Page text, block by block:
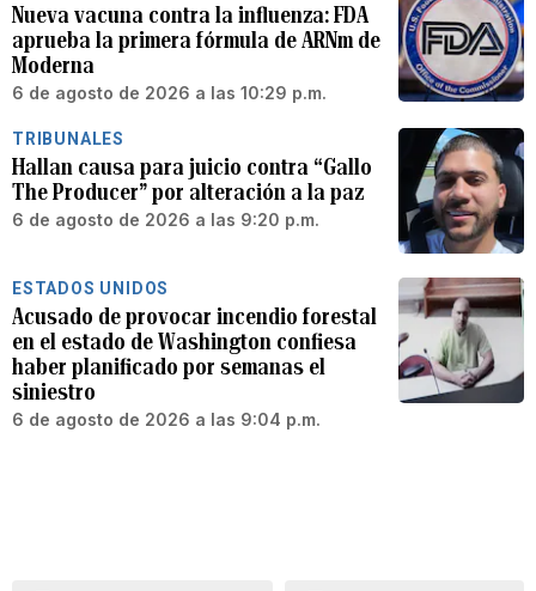
Nueva vacuna contra la influenza: FDA
aprueba la primera fórmula de ARNm de
Moderna
6 de agosto de 2026 a las 10:29 p.m.
TRIBUNALES
Hallan causa para juicio contra “Gallo
The Producer” por alteración a la paz
6 de agosto de 2026 a las 9:20 p.m.
ESTADOS UNIDOS
Acusado de provocar incendio forestal
en el estado de Washington confiesa
haber planificado por semanas el
siniestro
6 de agosto de 2026 a las 9:04 p.m.